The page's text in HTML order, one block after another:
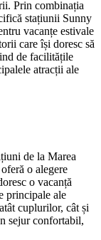
Prin combinația
stațiunii Sunny
vacanțe estivale
care își doresc să
de facilitățile
atracții ale
de la Marea
o alegere
o vacanță
principale ale
cuplurilor, cât și
sejur confortabil,